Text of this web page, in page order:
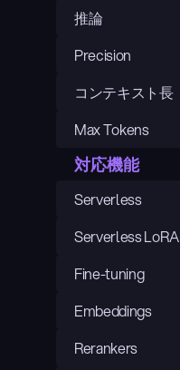
推論
Precision
コンテキスト長
Max Tokens
対応機能
Serverless
Serverless LoRA
Fine-tuning
Embeddings
Rerankers